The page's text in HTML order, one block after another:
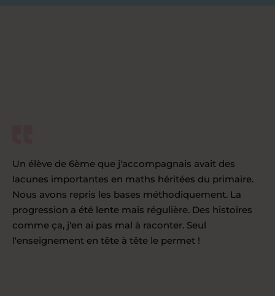
Un élève de 6ème que j'accompagnais avait des
lacunes importantes en maths héritées du primaire.
Nous avons repris les bases méthodiquement. La
progression a été lente mais régulière. Des histoires
comme ça, j'en ai pas mal à raconter. Seul
l'enseignement en tête à tête le permet !